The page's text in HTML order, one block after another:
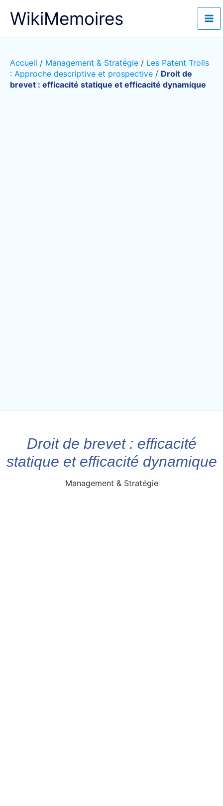
WikiMemoires
Accueil / Management & Stratégie / Les Patent Trolls
: Approche descriptive et prospective / Droit de
brevet : efficacité statique et efficacité dynamique
Droit de brevet : efficacité
statique et efficacité dynamique
Management & Stratégie